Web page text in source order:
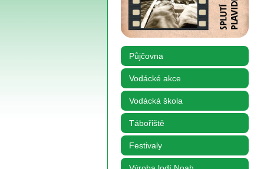
Půjčovna
Vodácké akce
Vodácká škola
Tábořiště
Festivaly